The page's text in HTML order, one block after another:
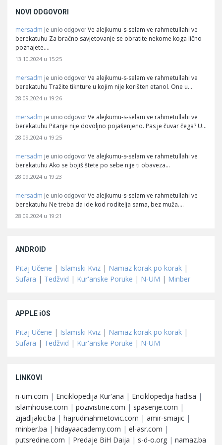
NOVI ODGOVORI
mersadm je unio odgovor Ve alejkumu-s-selam ve rahmetullahi ve
berekatuhu Za bračno savjetovanje se obratite nekome koga lično
poznajete.…
13.10.2024 u 15:25
mersadm je unio odgovor Ve alejkumu-s-selam ve rahmetullahi ve
berekatuhu Tražite tiknture u kojim nije korišten etanol. One u…
28.09.2024 u 19:26
mersadm je unio odgovor Ve alejkumu-s-selam ve rahmetullahi ve
berekatuhu Pitanje nije dovoljno pojašenjeno. Pas je čuvar čega? U…
28.09.2024 u 19:25
mersadm je unio odgovor Ve alejkumu-s-selam ve rahmetullahi ve
berekatuhu Ako se bojiš štete po sebe nije ti obaveza…
28.09.2024 u 19:23
mersadm je unio odgovor Ve alejkumu-s-selam ve rahmetullahi ve
berekatuhu Ne treba da ide kod roditelja sama, bez muža.…
28.09.2024 u 19:21
ANDROID
Pitaj Učene | Islamski Kviz | Namaz korak po korak |
Sufara | Tedžvid | Kur'anske Poruke | N-UM | Minber
APPLE iOS
Pitaj Učene | Islamski Kviz | Namaz korak po korak |
Sufara | Tedžvid | Kur'anske Poruke | N-UM
LINKOVI
n-um.com | Enciklopedija Kur'ana | Enciklopedija hadisa |
islamhouse.com | pozivistine.com | spasenje.com |
zijadljakic.ba | hajrudinahmetovic.com | amir-smajic |
minber.ba | hidayaacademy.com | el-asr.com |
putsredine.com | Predaje BiH Daija | s-d-o.org | namaz.ba